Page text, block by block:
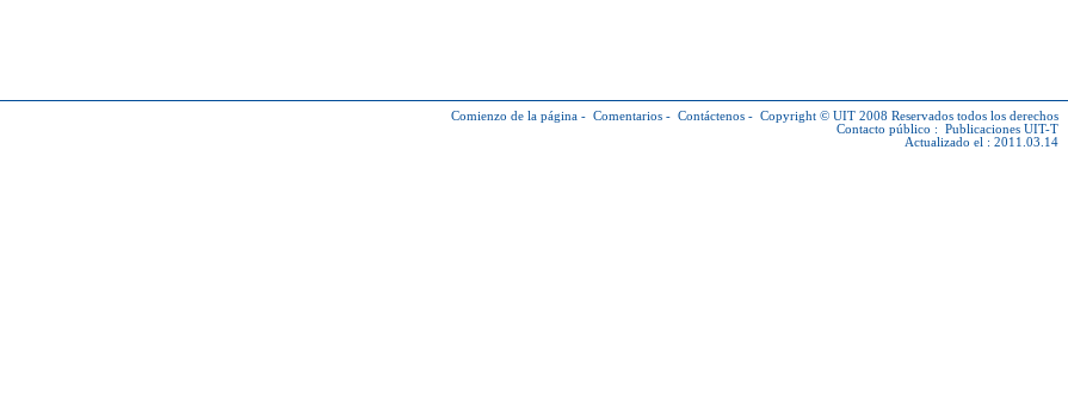
Comienzo de la página - Comentarios - Contáctenos - Copyright © UIT 2008 Reservados todos los derechos
Contacto público : Publicaciones UIT-T
Actualizado el : 2011.03.14